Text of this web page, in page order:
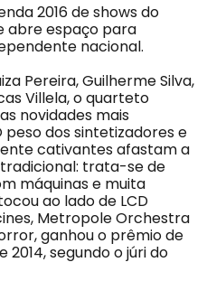
2016 de shows do
abre espaço para
nacional.
Pereira, Guilherme Silva,
Villela, o quarteto
novidades mais
peso dos sintetizadores e
cativantes afastam a
tradicional: trata-se de
máquinas e muita
ao lado de LCD
Metropole Orchestra
ganhou o prêmio de
segundo o júri do